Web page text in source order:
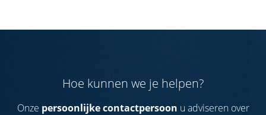
Hoe kunnen we je helpen?
Onze persoonlijke contactpersoon u adviseren over